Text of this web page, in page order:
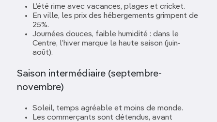
L’été rime avec vacances, plages et cricket.
En ville, les prix des hébergements grimpent de
25%.
Journées douces, faible humidité : dans le
Centre, l’hiver marque la haute saison (juin-
août).
Saison intermédiaire (septembre-
novembre)
Soleil, temps agréable et moins de monde.
Les commerçants sont détendus, avant